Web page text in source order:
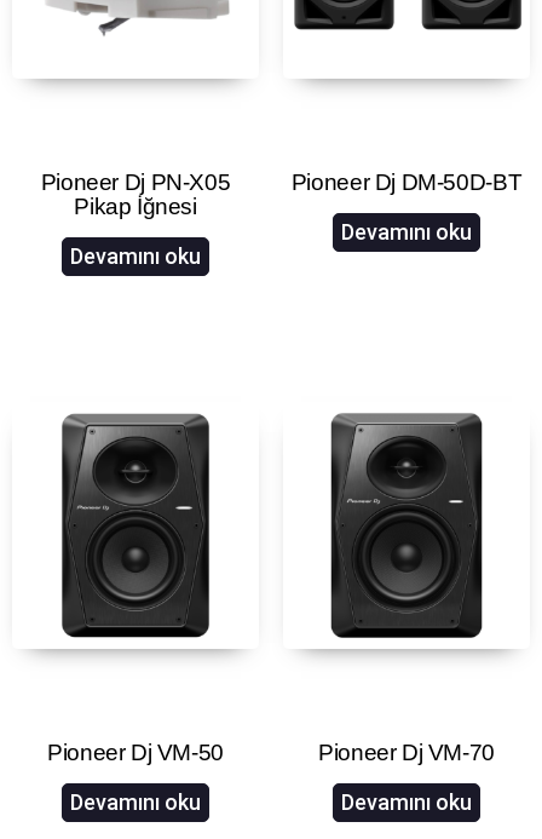
Pioneer Dj PN-X05
Pikap İğnesi
Devamını oku
Pioneer Dj DM-50D-BT
Devamını oku
Pioneer Dj VM-50
Devamını oku
Pioneer Dj VM-70
Devamını oku